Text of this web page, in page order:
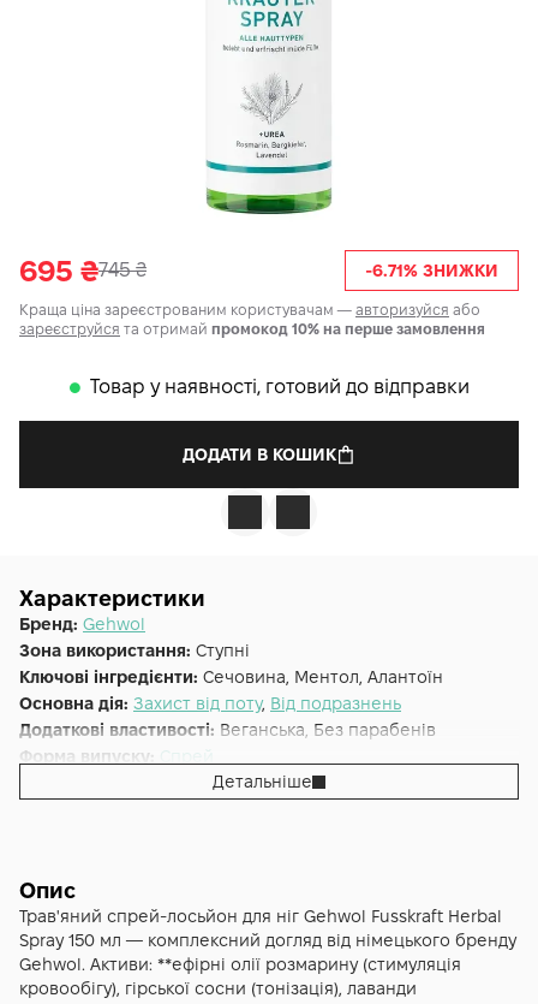
695 ₴745₴ -6.71% ЗНИЖКИ
Краща ціна зареєстрованим користувачам — авторизуйся або
зареєструйся та отримай промокод 10% на перше замовлення
𒊹 Товар у наявності, готовий до відправки
ДОДАТИ В КОШИК
Характеристики
Бренд: Gehwol
Зона використання: Ступні
Ключові інгредієнти: Сечовина, Ментол, Алантоїн
Основна дія: Захист від поту, Від подразнень
Додаткові властивості: Веганська, Без парабенів
Форма випуску:
Спрей
Детальніше
Опис
Трав'яний спрей-лосьйон для ніг Gehwol Fusskraft Herbal
Spray 150 мл — комплексний догляд від німецького бренду
Gehwol. Активи: **ефірні олії розмарину (стимуляція
кровообігу), гірської сосни (тонізація), лаванди